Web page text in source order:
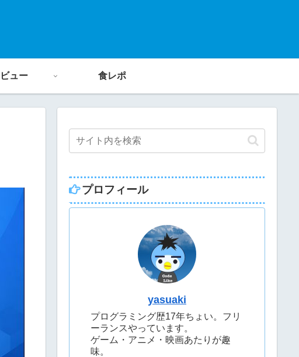
ュー 食レポ
プロフィール
yasuaki
プログラミング歴17年ちょい。フリ
ーランスやっています。
ゲーム・アニメ・映画あたりが趣
味。